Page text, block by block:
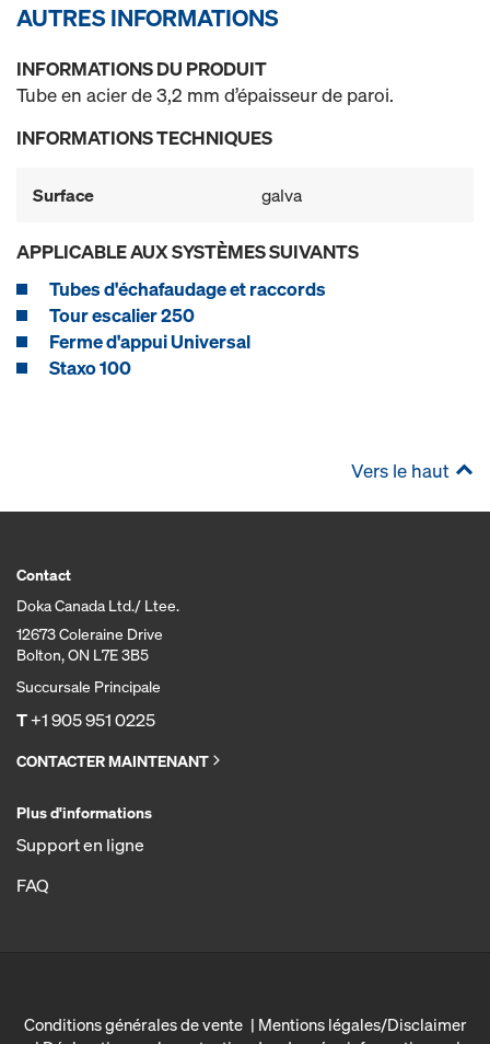
AUTRES INFORMATIONS
INFORMATIONS DU PRODUIT
Tube en acier de 3,2 mm d’épaisseur de paroi.
INFORMATIONS TECHNIQUES
Surface galva
APPLICABLE AUX SYSTÈMES SUIVANTS
Tubes d'échafaudage et raccords
Tour escalier 250
Ferme d'appui Universal
Staxo 100
Vers le haut
Contact
Doka Canada Ltd./ Ltee.
12673 Coleraine Drive
Bolton, ON L7E 3B5
Succursale Principale
T+1 905 951 0225
CONTACTER MAINTENANT
Plus d'informations
Support en ligne
FAQ
Conditions générales de vente
Mentions légales/Disclaimer